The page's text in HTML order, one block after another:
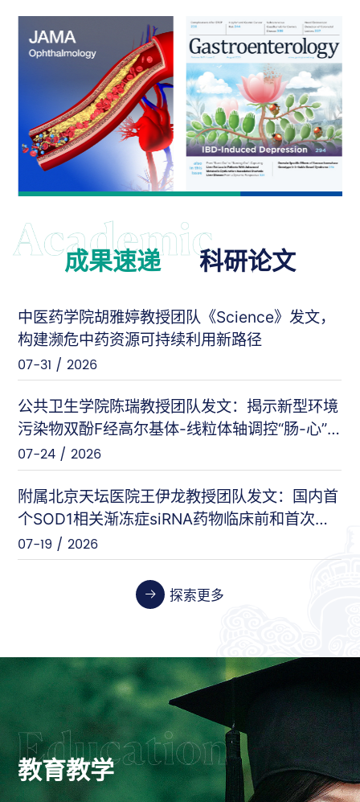
成果速递 科研论文
中医药学院胡雅婷教授团队《Science》发文，
构建濒危中药资源可持续利用新路径
07-31 / 2026
公共卫生学院陈瑞教授团队发文：揭示新型环境
污染物双酚F经高尔基体-线粒体轴调控“肠-心”
对话的新机制
07-24 / 2026
附属北京天坛医院王伊龙教授团队发文：国内首
个SOD1相关渐冻症siRNA药物临床前和首次人
体临床数据
07-19 / 2026
曲显俊等（基础医学院） PNAS
07-28 / 2026
07-17 / 2026
王刚等（安定医院） Cell Host & Microbe
07-10 / 2026
张伟等（天坛医院）
探索更多
教育教学